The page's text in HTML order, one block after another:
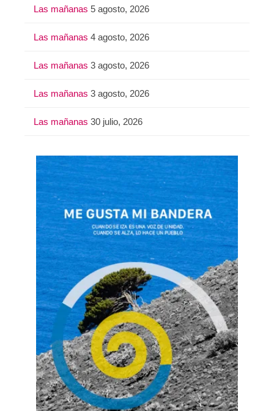
Las mañanas 5 agosto, 2026
Las mañanas 4 agosto, 2026
Las mañanas 3 agosto, 2026
Las mañanas 3 agosto, 2026
Las mañanas 30 julio, 2026